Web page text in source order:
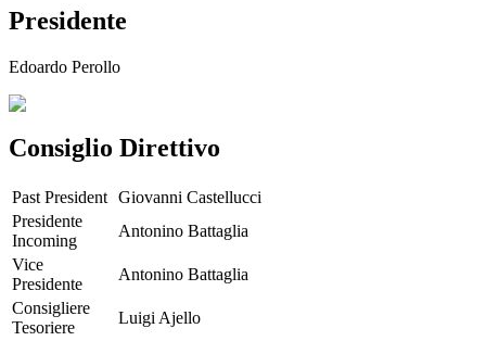
Presidente
Edoardo Perollo
Consiglio Direttivo
Past President Giovanni Castellucci
Presidente
Incoming
Antonino Battaglia
Vice
Presidente
Antonino Battaglia
Consigliere
Tesoriere
Luigi Ajello